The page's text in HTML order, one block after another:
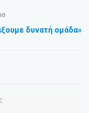
δυνατή ομάδα»